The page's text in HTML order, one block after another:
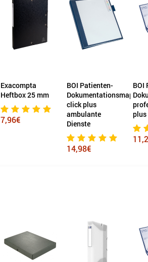
Exacompta
Heftbox 25 mm
7,96€
BOI Patienten-
Dokumentationsmappe
click plus
ambulante
Dienste
14,98€
BOI
plus